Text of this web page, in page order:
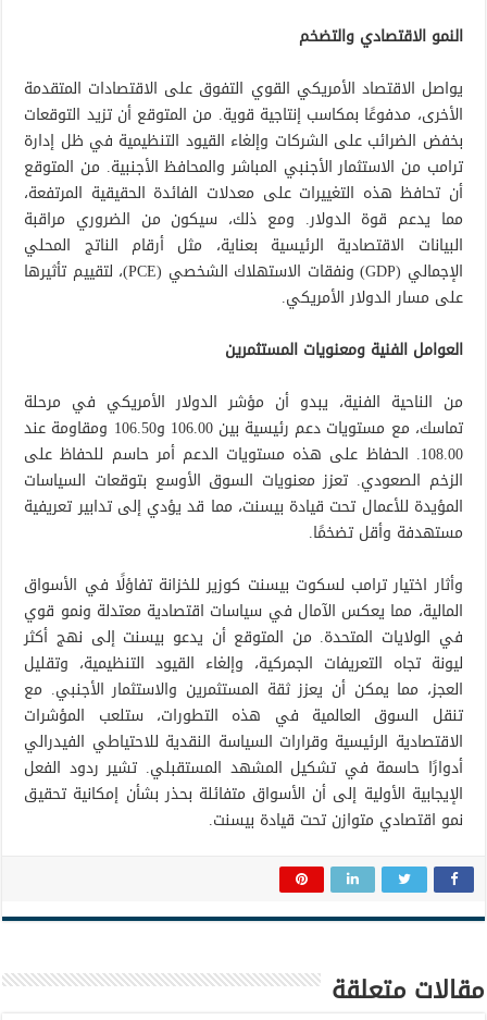
النمو الاقتصادي والتضخم
يواصل الاقتصاد الأمريكي القوي التفوق على الاقتصادات المتقدمة
الأخرى، مدفوعًا بمكاسب إنتاجية قوية. من المتوقع أن تزيد التوقعات
بخفض الضرائب على الشركات وإلغاء القيود التنظيمية في ظل إدارة
ترامب من الاستثمار الأجنبي المباشر والمحافظ الأجنبية. من المتوقع
أن تحافظ هذه التغييرات على معدلات الفائدة الحقيقية المرتفعة،
مما يدعم قوة الدولار. ومع ذلك، سيكون من الضروري مراقبة
البيانات الاقتصادية الرئيسية بعناية، مثل أرقام الناتج المحلي
الإجمالي (GDP) ونفقات الاستهلاك الشخصي (PCE)، لتقييم تأثيرها
على مسار الدولار الأمريكي.
العوامل الفنية ومعنويات المستثمرين
من الناحية الفنية، يبدو أن مؤشر الدولار الأمريكي في مرحلة
تماسك، مع مستويات دعم رئيسية بين 106.00 و106.50 ومقاومة عند
108.00. الحفاظ على هذه مستويات الدعم أمر حاسم للحفاظ على
الزخم الصعودي. تعزز معنويات السوق الأوسع بتوقعات السياسات
المؤيدة للأعمال تحت قيادة بيسنت، مما قد يؤدي إلى تدابير تعريفية
مستهدفة وأقل تضخمًا.
وأثار اختيار ترامب لسكوت بيسنت كوزير للخزانة تفاؤلًا في الأسواق
المالية، مما يعكس الآمال في سياسات اقتصادية معتدلة ونمو قوي
في الولايات المتحدة. من المتوقع أن يدعو بيسنت إلى نهج أكثر
ليونة تجاه التعريفات الجمركية، وإلغاء القيود التنظيمية، وتقليل
العجز، مما يمكن أن يعزز ثقة المستثمرين والاستثمار الأجنبي. مع
تنقل السوق العالمية في هذه التطورات، ستلعب المؤشرات
الاقتصادية الرئيسية وقرارات السياسة النقدية للاحتياطي الفيدرالي
أدوارًا حاسمة في تشكيل المشهد المستقبلي. تشير ردود الفعل
الإيجابية الأولية إلى أن الأسواق متفائلة بحذر بشأن إمكانية تحقيق
نمو اقتصادي متوازن تحت قيادة بيسنت.
مقالات متعلقة